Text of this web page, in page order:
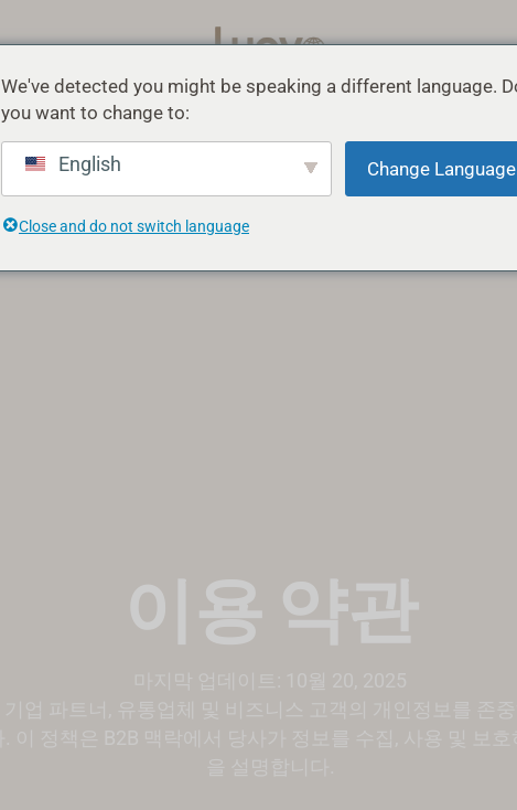
정보
이용 약관
We've detected you might be speaking a different language.
you want to change to:
English Change Language
Close and do not switch language